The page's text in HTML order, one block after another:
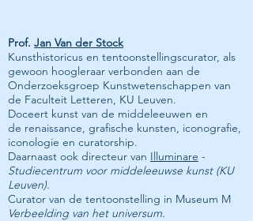
Prof. Jan Van der Stock
Kunsthistoricus en tentoonstellingscurator, als
gewoon hoogleraar verbonden aan de
Onderzoeksgroep Kunstwetenschappen van
de Faculteit Letteren, KU Leuven.
Doceert kunst van de middeleeuwen en
de renaissance, grafische kunsten, iconografie,
iconologie en curatorship.
Daarnaast ook directeur van Illuminare -
Studiecentrum voor middeleeuwse kunst (KU
Leuven).
Curator van de tentoonstelling in Museum M
Verbeelding van het universum.